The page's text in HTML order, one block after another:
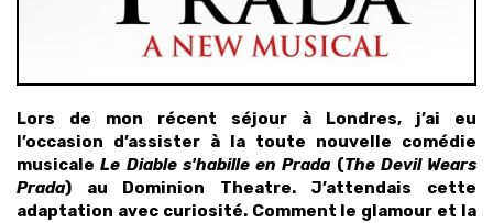
Lors de mon récent séjour à Londres, j’ai eu
l’occasion d’assister à la toute nouvelle comédie
musicaleLe Diable s'habille en Prada (The Devil Wears
Prada) au Dominion Theatre. J’attendais cette
adaptation avec curiosité. Comment le glamour et la